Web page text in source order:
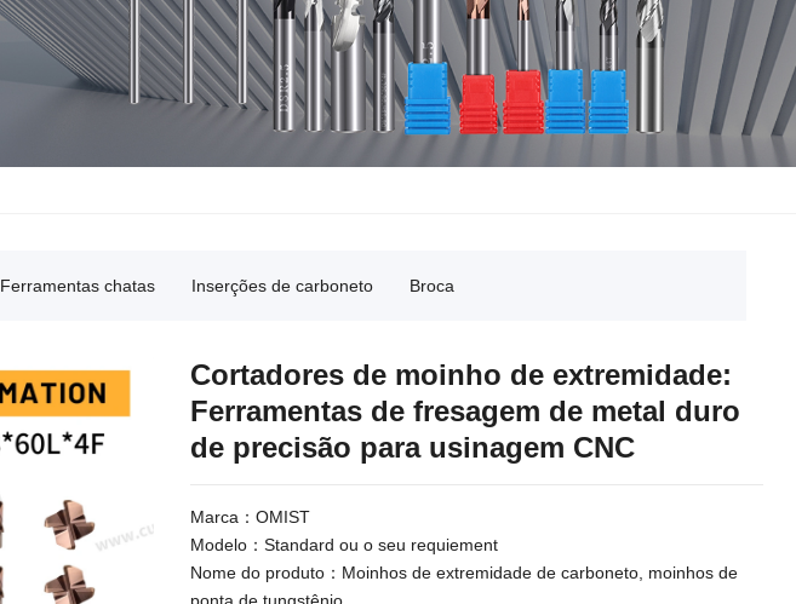
Ferramentas chatas Inserções de carboneto Broca
Cortadores de moinho de extremidade:
Ferramentas de fresagem de metal duro
de precisão para usinagem CNC
Marca：OMIST
Modelo：Standard ou o seu requiement
Nome do produto：Moinhos de extremidade de carboneto, moinhos de